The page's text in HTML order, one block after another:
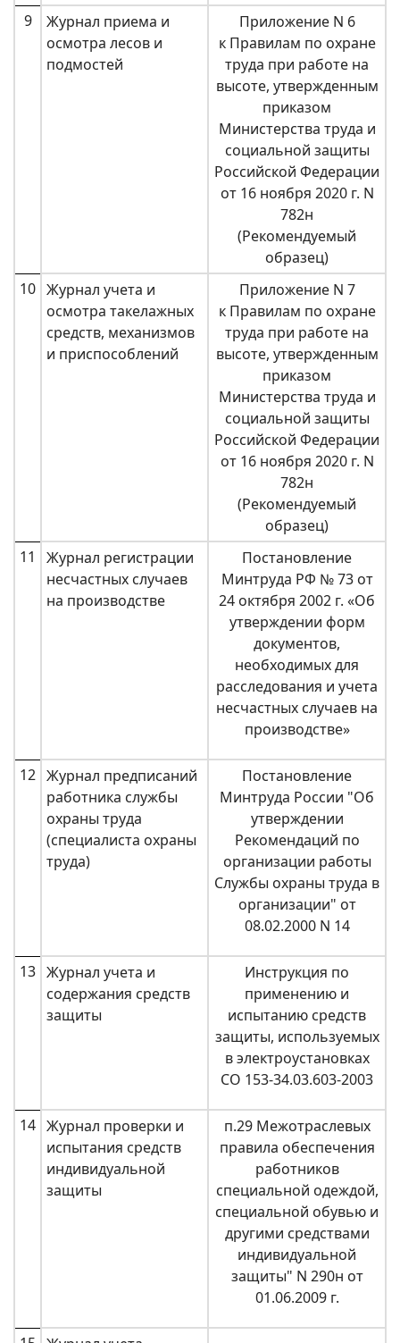
9
Журнал приема и
осмотра лесов и
подмостей
Приложение N 6
к Правилам по охране
труда при работе на
высоте, утвержденным
приказом
Министерства труда и
социальной защиты
Российской Федерации
от 16 ноября 2020 г. N
782н
(Рекомендуемый
образец)
10 Журнал учета и
осмотра такелажных
средств, механизмов
и приспособлений
Приложение N 7
к Правилам по охране
труда при работе на
высоте, утвержденным
приказом
Министерства труда и
социальной защиты
Российской Федерации
от 16 ноября 2020 г. N
782н
(Рекомендуемый
образец)
11
Журнал регистрации
несчастных случаев
на производстве
Постановление
Минтруда РФ № 73 от
24 октября 2002 г. «Об
утверждении форм
документов,
необходимых для
расследования и учета
несчастных случаев на
производстве»
12 Журнал предписаний
работника службы
охраны труда
(специалиста охраны
труда)
Постановление
Минтруда России "Об
утверждении
Рекомендаций по
организации работы
Службы охраны труда в
организации" от
08.02.2000 N 14
13 Журнал учета и
содержания средств
защиты
Инструкция по
применению и
испытанию средств
защиты, используемых
в электроустановках
СО 153-34.03.603-2003
14 Журнал проверки и
испытания средств
индивидуальной
защиты
п.29 Межотраслевых
правила обеспечения
работников
специальной одеждой,
специальной обувью и
другими средствами
индивидуальной
защиты" N 290н от
01.06.2009 г.